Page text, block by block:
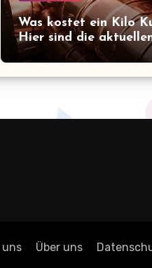
Was kostet ein Kilo
Hier sind die
Preise, die Sie kennen
sollten!
uns Über uns